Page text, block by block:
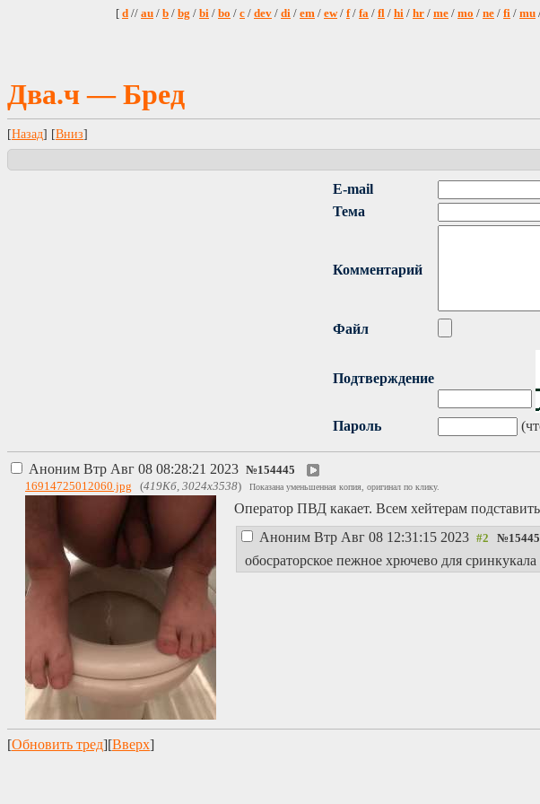
[ d // au / b / bg / bi / bo / c / dev / di / em / ew/ f/ fa / fl / hi / hr / me / mo / ne / fi / mu
Два.ч — Бред
[Назад] [Вниз]
E-mail
Тема
Комментарий
Файл
Подтверждение
Пароль
Аноним Втр Авг 08 08:28:21 2023 №154445
16914725012060.jpg (419Кб, 3024x3538) Показана уменьшенная копия, оригинал по клику.
Оператор ПВД какает. Всем хейтерам
Аноним Втр Авг 08 12:31:15 2023 №
обосраторское пежное хрючево для сринкукала
[Обновить тред][Вверх]